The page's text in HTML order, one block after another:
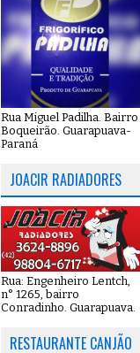
Rua Miguel Padilha. Bairro
Boqueirão. Guarapuava-
Paraná
JOACIR RADIADORES
Rua: Engenheiro Lentch,
n° 1265, bairro
Conradinho. Guarapuava.
RESTAURANTE CANJÃO